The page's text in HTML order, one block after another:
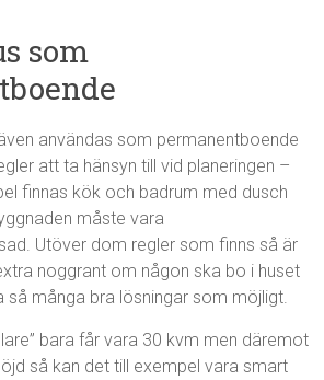
som
användas som permanentboende
att ta hänsyn till vid planeringen –
finnas kök och badrum med dusch
måste vara
Utöver dom regler som finns så är
noggrant om någon ska bo i huset
så många bra lösningar som möjligt.
bara får vara 30 kvm men däremot
så kan det till exempel vara smart